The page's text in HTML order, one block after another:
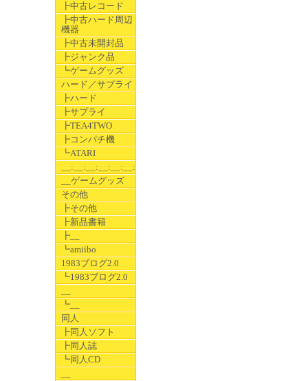
┣中古レコード
┣中古ハード周辺
機器
┣中古未開封品
┣ジャンク品
┗ゲームグッズ
ハード／サプライ
┣ハード
┣サプライ
┣TEA4TWO
┣コンパチ機
┗ATARI
__:__:__:__:__:__:__
__ゲームグッズ
その他
┣その他
┣新品書籍
┣__
┗amiibo
1983ブログ2.0
┗1983ブログ2.0
┗__
同人
┣同人ソフト
┣同人誌
┗同人CD